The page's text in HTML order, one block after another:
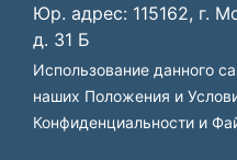
Юр. адрес: 115162, г.
д. 31 Б
Использование данного
наших Положения и
Конфиденциальности и